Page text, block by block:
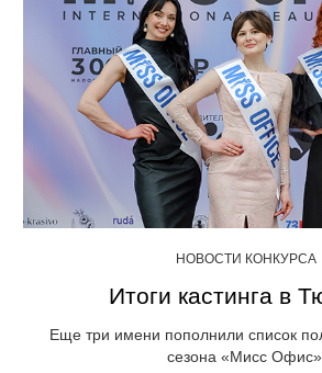
НОВОСТИ КОНКУРСА
Итоги кастинга в
Еще три имени пополнили список
сезона «Мисс